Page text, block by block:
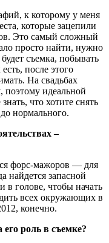
к которому у меня
которые зацепили
Это самый сложный
просто найти, нужно
съемка, побывать
после этого
На свадьбах
поэтому идеальной
что хотите снять
нормального.
–
форс-мажоров — для
найдется запасной
в голове, чтобы начать
всех окружающих в
конечно.
роль в съемке?